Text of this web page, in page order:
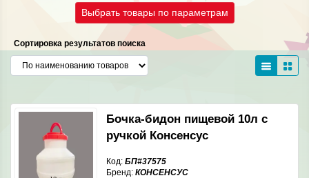
Выбрать товары по параметрам
Сортировка результатов поиска
Бочка-бидон пищевой 10л с
ручкой Консенсус
Код: БП#37575
Бренд: КОНСЕНСУС